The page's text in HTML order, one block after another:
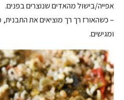
אפייה/בישול מהאדים שנוצרים בפנים.
– כשהאורז רך רך מוציאים את
ומגישים.